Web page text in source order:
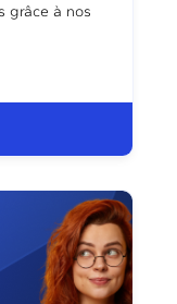
grâce à nos